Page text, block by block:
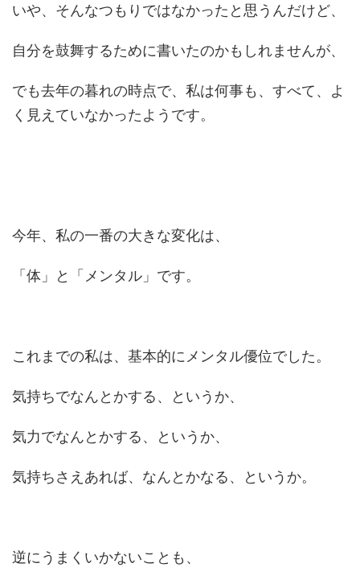
いや、そんなつもりではなかったと思うんだけど、
自分を鼓舞するために書いたのかもしれませんが、
でも去年の暮れの時点で、私は何事も、すべて、よ
く見えていなかったようです。
今年、私の一番の大きな変化は、
「体」と「メンタル」です。
これまでの私は、基本的にメンタル優位でした。
気持ちでなんとかする、というか、
気力でなんとかする、というか、
気持ちさえあれば、なんとかなる、というか。
逆にうまくいかないことも、